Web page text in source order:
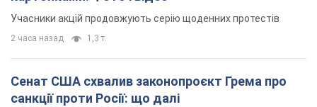
Учасники акцій продовжують серію щоденних протестів
2 часа назад 1,3 т.
Сенат США схвалив законопроєкт Грема про
санкції проти Росії: що далі